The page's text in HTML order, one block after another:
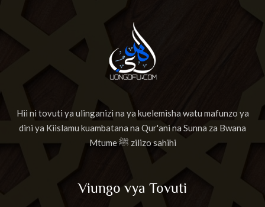
Hii ni tovuti ya ulinganizi na ya kuelemisha watu mafunzo ya
dini ya Kiislamu kuambatana na Qur'ani na Sunna za Bwana
Mtume ﷺ zilizo sahihi
Viungo vya Tovuti